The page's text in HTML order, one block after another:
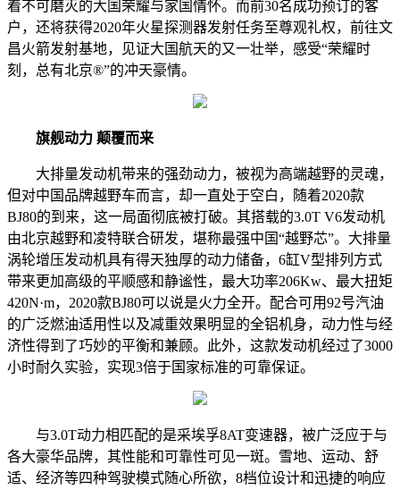
着不可磨灭的大国荣耀与家国情怀。而前30名成功预订的客
户，还将获得2020年火星探测器发射任务至尊观礼权，前往文
昌火箭发射基地，见证大国航天的又一壮举，感受“荣耀时
刻，总有北京®”的冲天豪情。
旗舰动力 颠覆而来
大排量发动机带来的强劲动力，被视为高端越野的灵魂，
但对中国品牌越野车而言，却一直处于空白，随着2020款
BJ80的到来，这一局面彻底被打破。其搭载的3.0T V6发动机
由北京越野和凌特联合研发，堪称最强中国“越野芯”。大排量
涡轮增压发动机具有得天独厚的动力储备，6缸V型排列方式
带来更加高级的平顺感和静谧性，最大功率206Kw、最大扭矩
420N·m，2020款BJ80可以说是火力全开。配合可用92号汽油
的广泛燃油适用性以及减重效果明显的全铝机身，动力性与经
济性得到了巧妙的平衡和兼顾。此外，这款发动机经过了3000
小时耐久实验，实现3倍于国家标准的可靠保证。
与3.0T动力相匹配的是采埃孚8AT变速器，被广泛应于与
各大豪华品牌，其性能和可靠性可见一斑。雪地、运动、舒
适、经济等四种驾驶模式随心所欲，8档位设计和迅捷的响应